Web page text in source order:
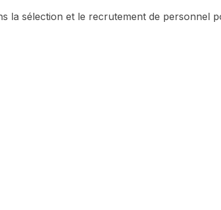
la sélection et le recrutement de personnel